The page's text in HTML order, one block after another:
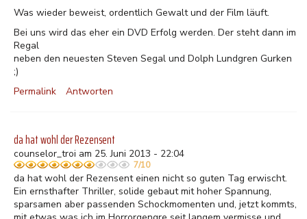
Was wieder beweist, ordentlich Gewalt und der Film läuft.
Bei uns wird das eher ein DVD Erfolg werden. Der steht dann im
Regal
neben den neuesten Steven Segal und Dolph Lundgren Gurken
;)
Permalink
Antworten
da hat wohl der Rezensent
counselor_troi am 25. Juni 2013 - 22:04
7/10
da hat wohl der Rezensent einen nicht so guten Tag erwischt.
Ein ernsthafter Thriller, solide gebaut mit hoher Spannung,
sparsamen aber passenden Schockmomenten und, jetzt kommts,